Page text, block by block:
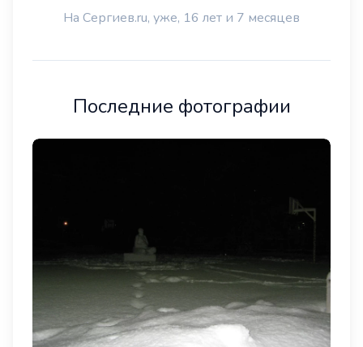
На Сергиев.ru, уже, 16 лет и 7 месяцев
Последние фотографии